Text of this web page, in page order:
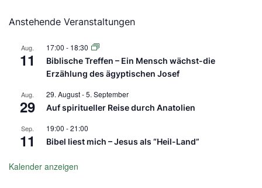
Anstehende Veranstaltungen
Aug.
11
17:00 - 18:30
Biblische Treffen – Ein Mensch wächst-die
Erzählung des ägyptischen Josef
Aug.
29
29. August-5. September
Auf spiritueller Reise durch Anatolien
Sep.
11
19:00 -21:00
Bibel liest mich – Jesus als “Heil-Land”
Kalender anzeigen